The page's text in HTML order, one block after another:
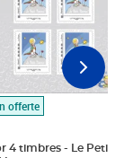
offerte
4 timbres - Le Petit